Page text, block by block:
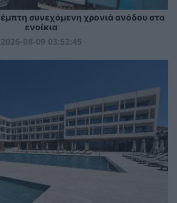
συνεχόμενη χρονιά ανόδου στα
ενοίκια
2026-08-09 03:52:45